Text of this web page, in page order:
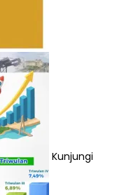
Kunjungi